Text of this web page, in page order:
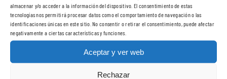
almacenar y/o acceder a la información del dispositivo. El consentimiento de estas
tecnologías nos permitirá procesar datos como el comportamiento de navegación o las
identificaciones únicas en este sitio. No consentir o retirar el consentimiento, puede afectar
negativamente a ciertas características y funciones.
Aceptar y ver web
Rechazar
VisualSign en Barcelona
Delegación Cataluña